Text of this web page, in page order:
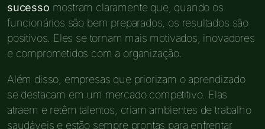
sucesso mostram claramente que, quando os
funcionários são bem preparados, os resultados são
positivos. Eles se tornam mais motivados, inovadores
e comprometidos com a organização.
Além disso, empresas que priorizam o aprendizado
se destacam em um mercado competitivo. Elas
atraem e retêm talentos, criam ambientes de trabalho
saudáveis e estão sempre prontas para enfrentar